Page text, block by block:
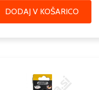
DODAJ V KOŠARICO